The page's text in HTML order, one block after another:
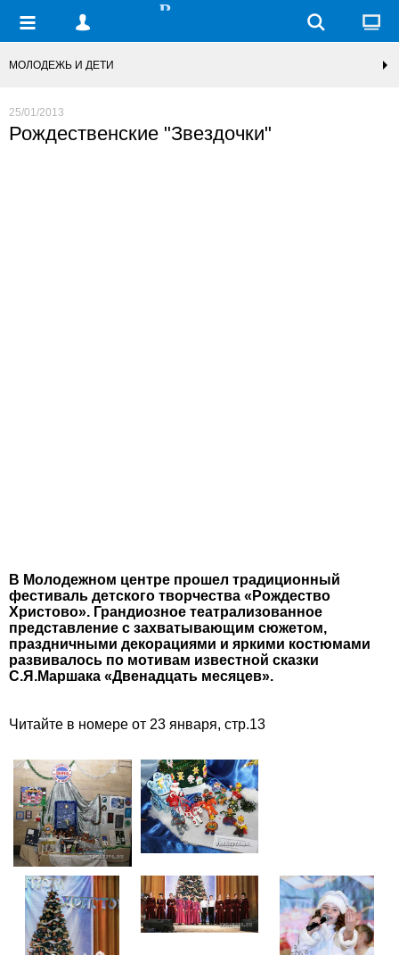
МОЛОДЕЖЬ И ДЕТИ
25/01/2013
Рождественские "Звездочки"
В Молодежном центре прошел традиционный
фестиваль детского творчества «Рождество
Христово». Грандиозное театрализованное
представление с захватывающим сюжетом,
праздничными декорациями и яркими костюмами
развивалось по мотивам известной сказки
С.Я.Маршака «Двенадцать месяцев».
Читайте в номере от 23 января, стр.13